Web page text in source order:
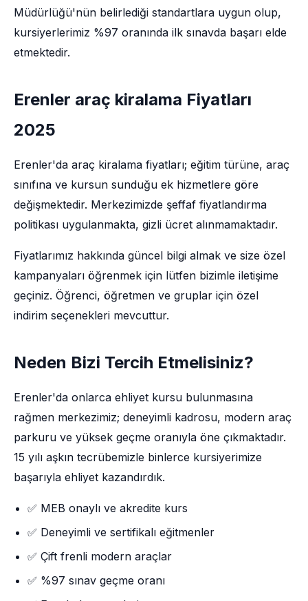
Müdürlüğü'nün belirlediği standartlara uygun olup,
kursiyerlerimiz %97 oranında ilk sınavda başarı elde
etmektedir.
Erenler araç kiralama Fiyatları
2025
Erenler'da araç kiralama fiyatları; eğitim türüne, araç
sınıfına ve kursun sunduğu ek hizmetlere göre
değişmektedir. Merkezimizde şeffaf fiyatlandırma
politikası uygulanmakta, gizli ücret alınmamaktadır.
Fiyatlarımız hakkında güncel bilgi almak ve size özel
kampanyaları öğrenmek için lütfen bizimle iletişime
geçiniz. Öğrenci, öğretmen ve gruplar için özel
indirim seçenekleri mevcuttur.
Neden Bizi Tercih Etmelisiniz?
Erenler'da onlarca ehliyet kursu bulunmasına
rağmen merkezimiz; deneyimli kadrosu, modern araç
parkuru ve yüksek geçme oranıyla öne çıkmaktadır.
15 yılı aşkın tecrübemizle binlerce kursiyerimize
başarıyla ehliyet kazandırdık.
✅ MEB onaylı ve akredite kurs
✅ Deneyimli ve sertifikalı eğitmenler
✅ Çift frenli modern araçlar
✅ %97 sınav geçme oranı